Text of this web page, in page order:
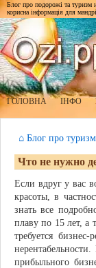
Блог про подорожі та туризм
корисна інформація для
ГОЛОВНА ІНФО
⌂ Блог про туризм
Что не нужно
Если вдруг у вас
красоты, в
знать все
плаву по 15 лет, а
требуется
прибыльного